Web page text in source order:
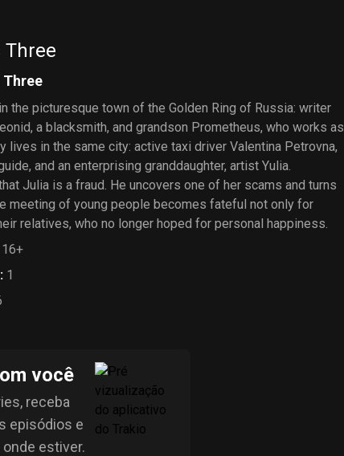
Three
Three
the picturesque town of the Golden Ring of Russia: writer
a blacksmith, and grandson Prometheus, who works as
lives in the same city: active taxi driver Valentina Petrovna,
and an enterprising granddaughter, artist Yulia.
Julia is a fraud. He uncovers one of her scams and turns
meeting of young people becomes fateful not only for
relatives, who no longer hoped for personal happiness.
16+
: 1
você
receba
episódios e
estiver.